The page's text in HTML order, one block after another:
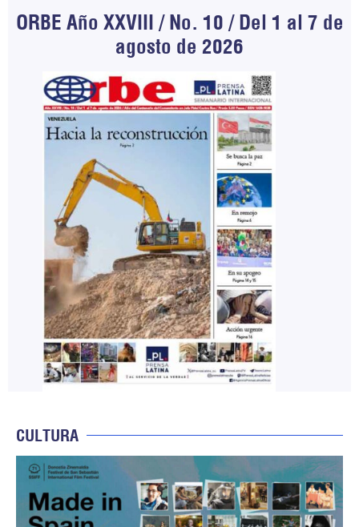
ORBE Año XXVIII / No. 10 / Del 1 al 7 de
agosto de 2026
CULTURA